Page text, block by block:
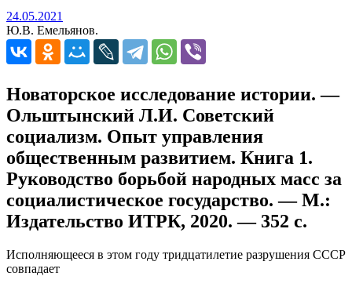
24.05.2021
Ю.В. Емельянов.
Новаторское исследование истории. —
Ольштынский Л.И. Советский
социализм. Опыт управления
общественным развитием. Книга 1.
Руководство борьбой народных масс за
социалистическое государство. — М.:
Издательство ИТРК, 2020. — 352 с.
Исполняющееся в этом году тридцатилетие разрушения СССР
совпадает